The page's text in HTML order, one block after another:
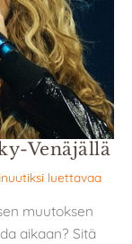
Venäjällä
luettavaa
muutoksen
aikaan? Sitä